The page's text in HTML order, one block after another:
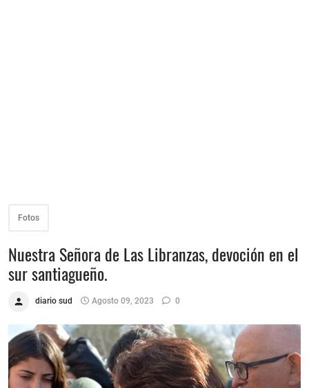
Fotos
Nuestra Señora de Las Libranzas, devoción en el
sur santiagueño.
diario sud Agosto 09, 2023 0